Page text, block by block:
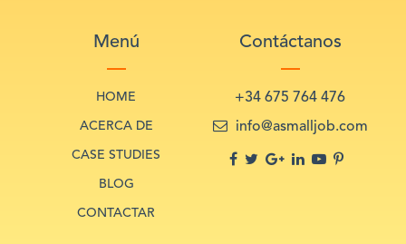
Menú
HOME
ACERCA DE
CASE STUDIES
BLOG
CONTACTAR
Contáctanos
+34 675 764 476
info@asmalljob.com